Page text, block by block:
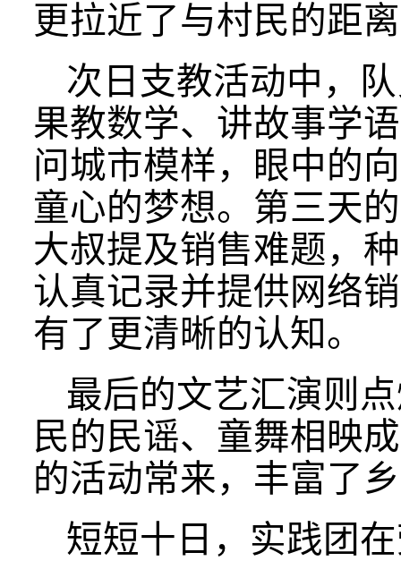
更拉近了与村民的距
次日支教活动中，
果教数学、讲故事学
问城市模样，眼中的
童心的梦想。第三天
大叔提及销售难题，
认真记录并提供网络
有了更清晰的认知。
最后的文艺汇演则
民的民谣、童舞相映
的活动常来，丰富了
短短十日，实践团